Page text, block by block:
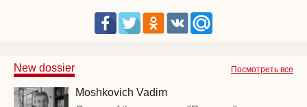
Посмотреть все
New dossier
Moshkovich Vadim